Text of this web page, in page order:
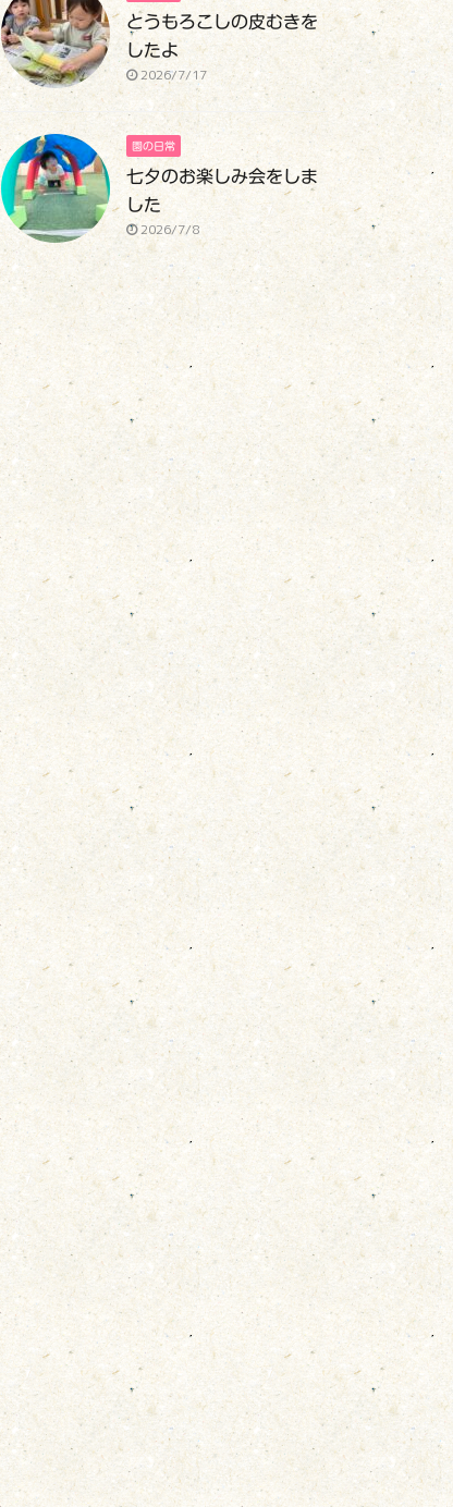
とうもろこしの皮むきを
したよ
2026/7/17
園の日常
七夕のお楽しみ会をしま
した
2026/7/8